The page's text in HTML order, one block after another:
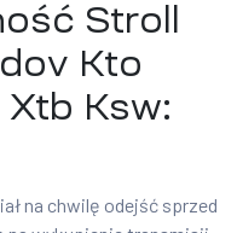
Stroll
Kto
Ksw:
na chwilę odejść sprzed